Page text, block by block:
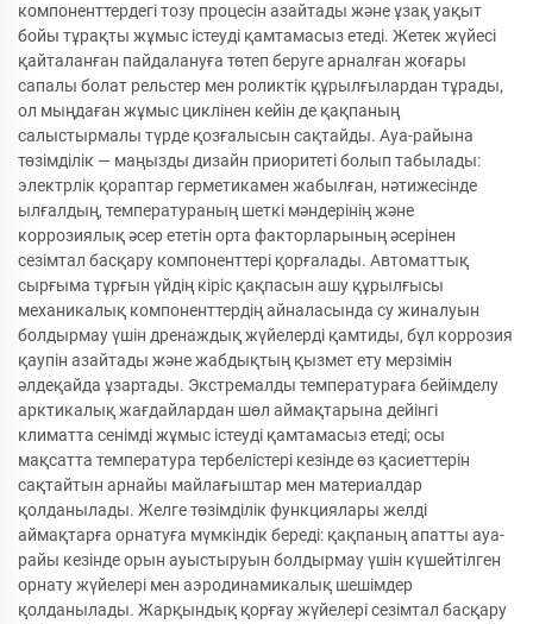
компоненттердегі тозу процесін азайтады және ұзақ уақыт
бойы тұрақты жұмыс істеуді қамтамасыз етеді. Жетек жүйесі
қайталанған пайдалануға төтеп беруге арналған жоғары
сапалы болат рельстер мен роликтік құрылғылардан тұрады,
ол мыңдаған жұмыс циклінен кейін де қақпаның
салыстырмалы түрде қозғалысын сақтайды. Ауа-райына
төзімділік — маңызды дизайн приоритеті болып табылады:
электрлік қораптар герметикамен жабылған, нәтижесінде
ылғалдың, температураның шеткі мәндерінің және
коррозиялық әсер ететін орта факторларының әсерінен
сезімтал басқару компоненттері қорғалады. Автоматтық
сырғыма тұрғын үйдің кіріс қақпасын ашу құрылғысы
механикалық компоненттердің айналасында су жиналуын
болдырмау үшін дренаждық жүйелерді қамтиды, бұл коррозия
қаупін азайтады және жабдықтың қызмет ету мерзімін
әлдеқайда ұзартады. Экстремалды температураға бейімделу
арктикалық жағдайлардан шөл аймақтарына дейінгі
климатта сенімді жұмыс істеуді қамтамасыз етеді; осы
мақсатта температура тербелістері кезінде өз қасиеттерін
сақтайтын арнайы майлағыштар мен материалдар
қолданылады. Желге төзімділік функциялары желді
аймақтарға орнатуға мүмкіндік береді: қақпаның апатты ауа-
райы кезінде орын ауыстыруын болдырмау үшін күшейтілген
орнату жүйелері мен аэродинамикалық шешімдер
қолданылады. Жарқындық қорғау жүйелері сезімтал басқару